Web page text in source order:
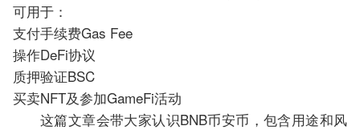
可用于：
支付手续费Gas Fee
操作DeFi协议
质押验证BSC
买卖NFT及参加GameFi活动
这篇文章会带大家认识BNB币安币，包含用途和风